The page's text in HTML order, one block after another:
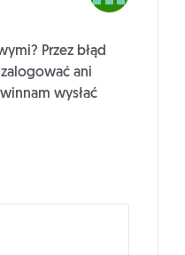
Przez błąd
ani
wysłać